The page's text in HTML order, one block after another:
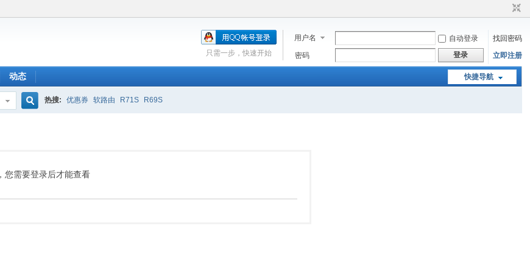
用户名 自动登录
找回密码
密码
登录 立即注册
只需一步，快速开始
快捷导航
动态
索
热搜: 优惠券 软路由 R71S R69S
您需要登录后才能查看